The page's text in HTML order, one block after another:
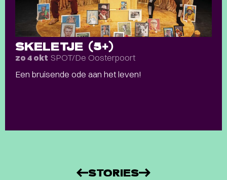
SKELETJE (5+)
zo 4 okt SPOT/De Oosterpoort
Een bruisende ode aan het leven!
STORIES